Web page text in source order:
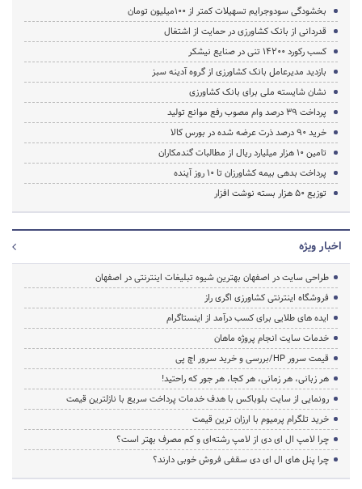
بخشودگی سودوجرایم تسهیلات کمتر از ۱۰۰میلیون تومان
قدردانی از بانک کشاورزی در حمایت از اشتغال
کسب رکورد 14200 تنی در صنایع نیشکر
بازدید مدیرعامل بانک کشاورزی از گروه آدینه سبز
نشان شایسته ملی برای بانک کشاورزی
پرداخت 39 درصد وام مصوب رفع موانع تولید
خرید 90 درصد ذرت عرضه شده در بورس کالا
تامین 10 هزار میلیارد ریال از مطالبات گندمکاران
پرداخت بدهی بیمه کشاورزان تا 10 روز آینده
توزیع 50 هزار بسته نوشت افزار
اخبار ویژه
طراحی سایت در اصفهان بهترین شیوه تبلیغات اینترنتی در اصفهان
فروشگاه اینترنتی کشاورزی اگری راز
ایده های طلایی برای کسب درآمد از اینستاگرام
خدمات سایت انجام پروژه ماهان
قیمت سرور HP/بررسی و خرید سرور اچ پی
هر زبانی، هر زمانی، هر کجا، هر جور که راحتید!
رونمایی از سایت بلوباکس با هدف خدمات پرداخت سریع با نازلترین قیمت
خرید تلگرام پرمیوم با ارزان ترین قیمت
چرا لامپ ال ای دی از لامپ رشته‌ای و کم مصرف بهتر است؟
چرا پنل های ال ای دی سقفی فروش خوبی دارند؟